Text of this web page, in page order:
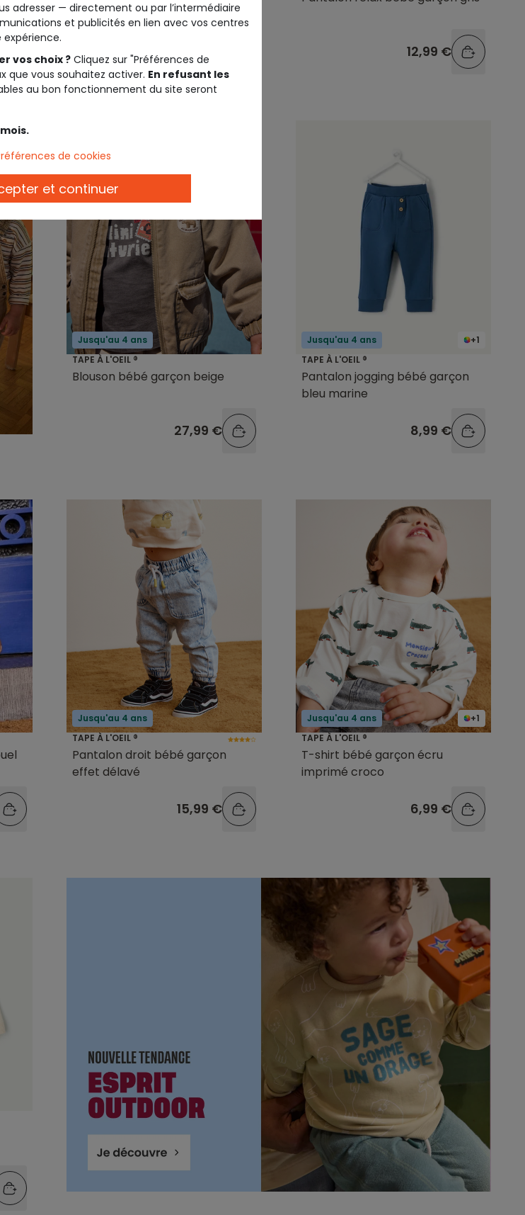
écru imprimé
22,99 € 12,99 €
Jusqu'au 4 ans
TAPE À L'OEIL ®
Blouson bébé garçon beige
27,99 €
+1
Jusqu'au 4 ans
TAPE À L'OEIL ®
Pantalon jogging bébé garçon
bleu marine
8,99 €
Jusqu'au 4 ans
TAPE À L'OEIL ®
Pantalon droit bébé garçon
effet délavé
15,99 €
+1
Jusqu'au 4 ans
TAPE À L'OEIL ®
T-shirt bébé garçon écru
imprimé croco
6,99 €
adresser — directement ou par l’intermédiaire
et publicités en lien avec vos centres
expérience.
vos choix ? Cliquez sur "Préférences de
que vous souhaitez activer. En refusant les
au bon fonctionnement du site seront
de cookies
et continuer